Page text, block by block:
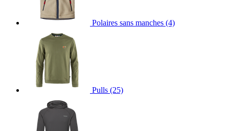
Polaires sans manches (4)
Pulls (25)